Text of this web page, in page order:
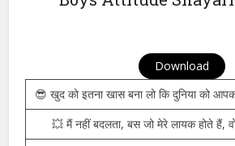
💯 जो मेरी ओर देखता है, वो खुद को ताकतवर
Boys Attitude